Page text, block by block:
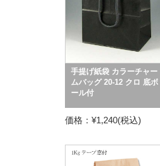
手提げ紙袋 カラーチャー
ムバッグ 20-12 クロ 底ボ
ール付
価格：¥1,240(税込)